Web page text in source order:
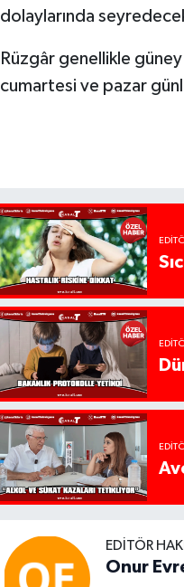
dolaylarında
Rüzgâr genellikle
cumartesi ve pazar
EDITÖR
Onur